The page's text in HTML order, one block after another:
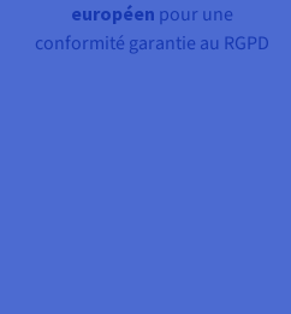
européen pour une
conformité garantie au RGPD